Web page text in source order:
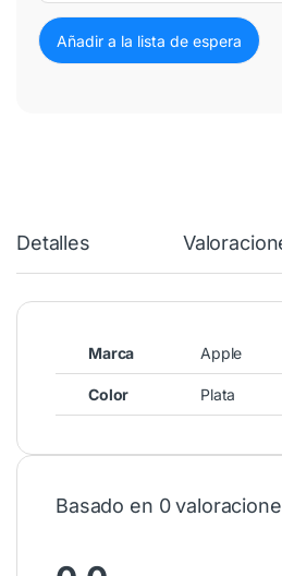
Detalles
Marca Apple
Color Plata
Basado en 0